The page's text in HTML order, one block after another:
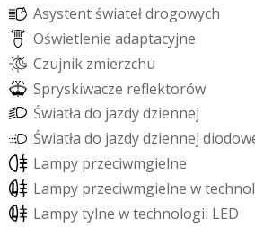
Asystent światełdrogowych
Oświetlenie adaptacyjne
Czujnik zmierzchu
Spryskiwacze refektorów
Światła do jazdydziennej
Światła do jazdydziennej diodow
Lampy przeciwmgielne
Lampy przeciwmgielne wtechnol
Lampytylne wtechnologii LED